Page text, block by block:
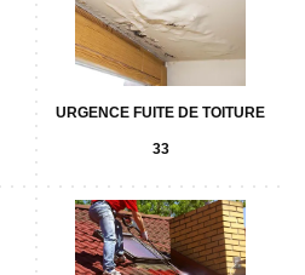
URGENCE FUITE DE TOITURE
33